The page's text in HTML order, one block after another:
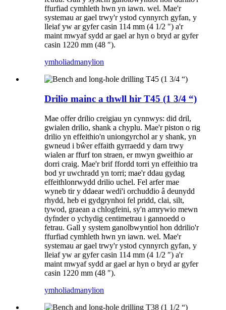
ffurfiad cymhleth hwn yn iawn. wel. Mae'r
systemau ar gael trwy'r ystod cynnyrch gyfan, y
lleiaf yw ar gyfer casin 114 mm (4 1/2 ″) a'r
maint mwyaf sydd ar gael ar hyn o bryd ar gyfer
casin 1220 mm (48 ″).
ymholiadmanylion
Drilio mainc a thwll hir T45 (1 3/4 “)
Mae offer drilio creigiau yn cynnwys: did dril,
gwialen drilio, shank a chyplu. Mae'r piston o rig
drilio yn effeithio'n uniongyrchol ar y shank, yn
gwneud i bŵer effaith gyrraedd y darn trwy
wialen ar ffurf ton straen, er mwyn gweithio ar
dorri craig. Mae'r brif ffordd torri yn effeithio tra
bod yr uwchradd yn torri; mae'r ddau gydag
effeithlonrwydd drilio uchel. Fel arfer mae
wyneb tir y ddaear wedi'i orchuddio â deunydd
rhydd, heb ei gydgrynhoi fel pridd, clai, silt,
tywod, graean a chlogfeini, sy'n amrywio mewn
dyfnder o ychydig centimetrau i gannoedd o
fetrau. Gall y system ganolbwyntiol hon ddrilio'r
ffurfiad cymhleth hwn yn iawn. wel. Mae'r
systemau ar gael trwy'r ystod cynnyrch gyfan, y
lleiaf yw ar gyfer casin 114 mm (4 1/2 ″) a'r
maint mwyaf sydd ar gael ar hyn o bryd ar gyfer
casin 1220 mm (48 ″).
ymholiadmanylion